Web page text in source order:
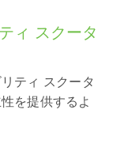
ィ スクータ
ティ スクータ
を提供するよ